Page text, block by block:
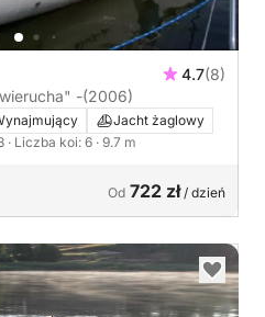
4.7(8)
-(2006)
Jacht żaglowy
· Liczba koi: 6 · 9.7 m
Od 722 zł/ dzień